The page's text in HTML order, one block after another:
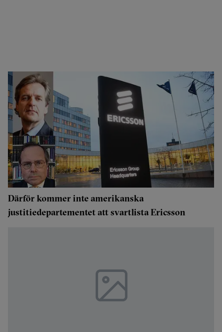
Därför kommer inte amerikanska
justitiedepartementet att svartlista Ericsson